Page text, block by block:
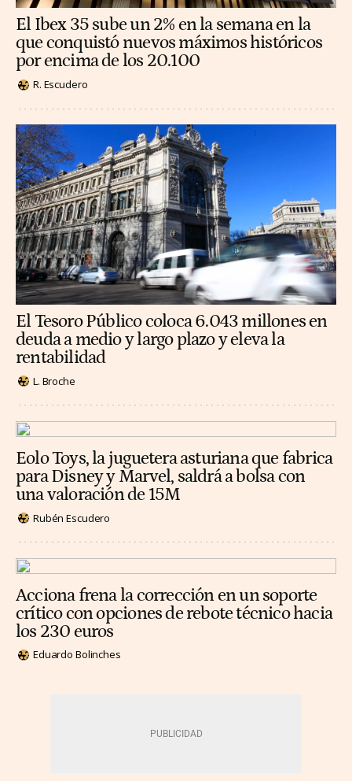
El Ibex 35 sube un 2% en la semana en la
que conquistó nuevos máximos históricos
por encima de los 20.100
R. Escudero
El Tesoro Público coloca 6.043 millones en
deuda a medio y largo plazo y eleva la
rentabilidad
L. Broche
Eolo Toys, la juguetera asturiana que fabrica
para Disney y Marvel, saldrá a bolsa con
una valoración de 15M
Rubén Escudero
Acciona frena la corrección en un soporte
crítico con opciones de rebote técnico hacia
los 230 euros
Eduardo Bolinches